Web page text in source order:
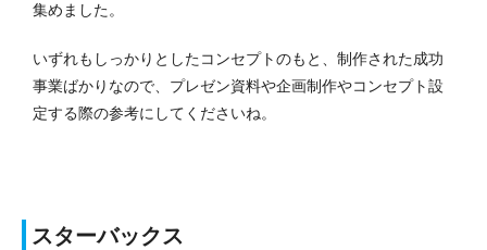
集めました。
いずれもしっかりとしたコンセプトのもと、制作された成功
事業ばかりなので、プレゼン資料や企画制作やコンセプト設
定する際の参考にしてくださいね。
スターバックス